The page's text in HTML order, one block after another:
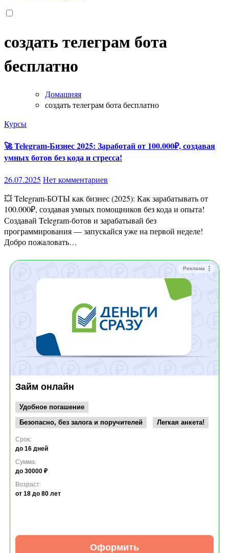
создать телеграм бота
бесплатно
Домашняя
создать телеграм бота бесплатно
Курсы
🚀 Telegram-Бизнес 2025: Заработай от 100.000₽, создавая
умных ботов без кода и стресса!
26.07.2025 Нет комментариев
💥 Telegram-БОТЫ как бизнес (2025): Как зарабатывать от
100.000₽, создавая умных помощников без кода и опыта!
Создавай Telegram-ботов и зарабатывай без
программирования — запускайся уже на первой неделе!
Добро пожаловать…
Реклама
Займ онлайн
Удобное погашение
Безопасно, без залога и поручителей
Легкая анкета!
Срок:
до 16 дней
Сумма:
до 30000 ₽
Возраст:
от 18 до 80 лет
Оформить